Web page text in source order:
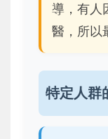
導，有人
醫，所以
特定人群